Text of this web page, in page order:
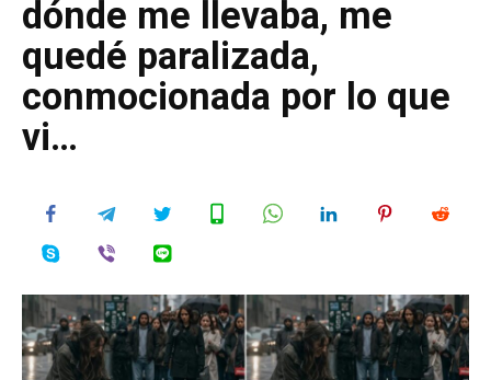
dónde me llevaba, me
quedé paralizada,
conmocionada por lo que
vi…